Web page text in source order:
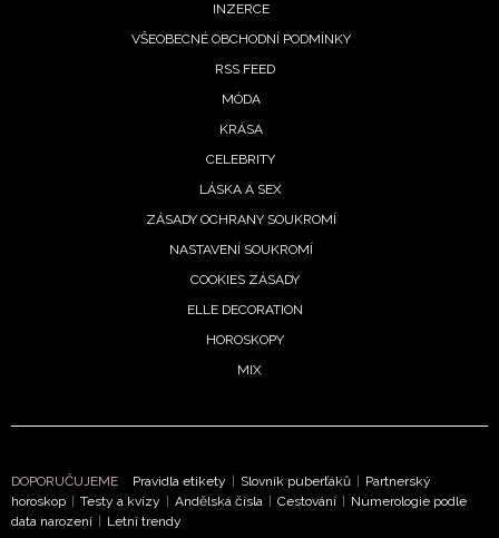
Přihlášením k newsletteru souhlasíte s
podmínkami společnosti BurdaMedia Extra s.r.o.
potvrzujete, že jste se seznámili seZásadami
- BurdaMedia Extra s.r.o. bude s
Vašimi údaji pracovat zejména k organizaci a
Chcete navíc dostávat i další zajímavé a exkluzivní
INZERCE
VŠEOBECNÉ OBCHODNÍ PODMÍNKY
RSS FEED
MÓDA
KRÁSA
CELEBRITY
LÁSKA A SEX
ZÁSADY OCHRANY SOUKROMÍ
NASTAVENÍ SOUKROMÍ
COOKIES ZÁSADY
ELLE DECORATION
HOROSKOPY
MIX
DOPORUČUJEME Pravidla etikety Slovník puberťáků
Partnerský
horoskop
Testy a kvízy Andělská čísla Cestování
Numerologie podle
data narození
Letní trendy